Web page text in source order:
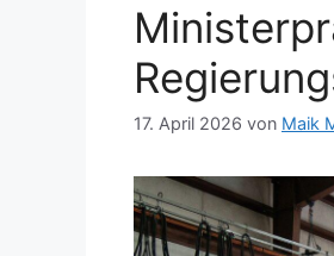
17. April 2026 von Maik